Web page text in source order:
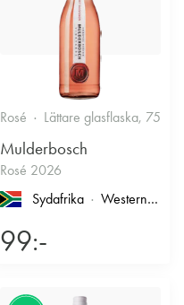
12.5% Fruktigt & Smakrikt
Rosé Lättare glasflaska, 750ml
Mulderbosch
Rosé 2026
Sydafrika
Western Cape
99:-